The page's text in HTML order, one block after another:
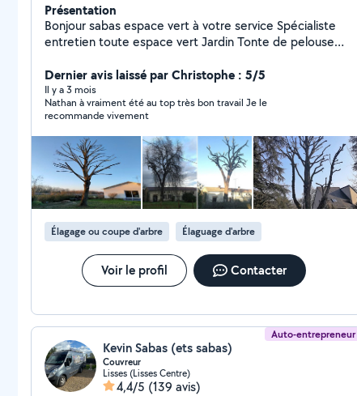
Présentation
Bonjour sabas espace vert à votre service Spécialiste
entretien toute espace vert Jardin Tonte de pelouse
toute haies et arbuste Évacuation des déchets
Entretien et nettoyage piscine Nettoyage toiture mur
produit d'Alep 2100 Nettoyage maison Couverture
réparation toiture Devis et déplacement gratuit
Dernier avis laissé par Christophe : 5/5
Il y a 3 mois
Nathan à vraiment été au top très bon travail Je le
recommande vivement
Élagage ou coupe d'arbre Élaguage d'arbre
Voir le profil Contacter
Auto-entrepreneur
Kevin Sabas (ets sabas)
Couvreur
Lisses (Lisses Centre)
4,4/5 (139 avis)